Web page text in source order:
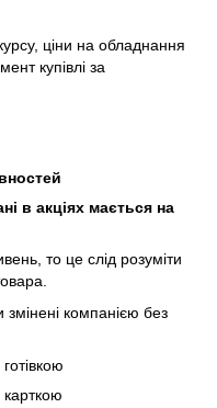
ціни на обладнання
купівлі за
в акціях мається на
то це слід розуміти
змінені компанією без